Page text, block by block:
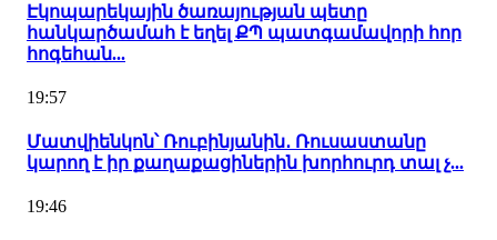
Էկոպարեկային ծառայության պետը
հանկարծամահ է եղել ՔՊ պատգամավորի հոր
հոգեհան...
19:57
Մատվիենկոն՝ Ռուբինյանին․ Ռուսաստանը
կարող է իր քաղաքացիներին խորհուրդ տալ չ...
19:46